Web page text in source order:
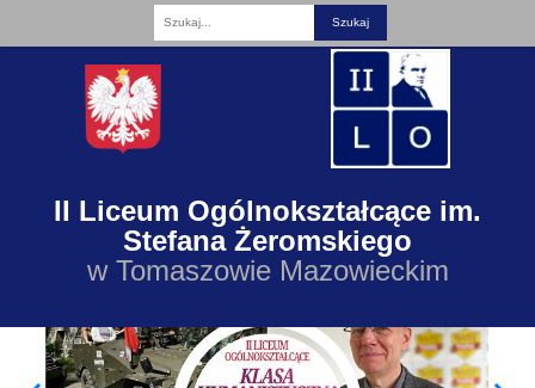
II Liceum Ogólnokształcące im.
Stefana Żeromskiego
w Tomaszowie Mazowieckim